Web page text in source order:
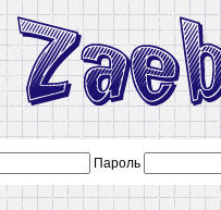
Пароль